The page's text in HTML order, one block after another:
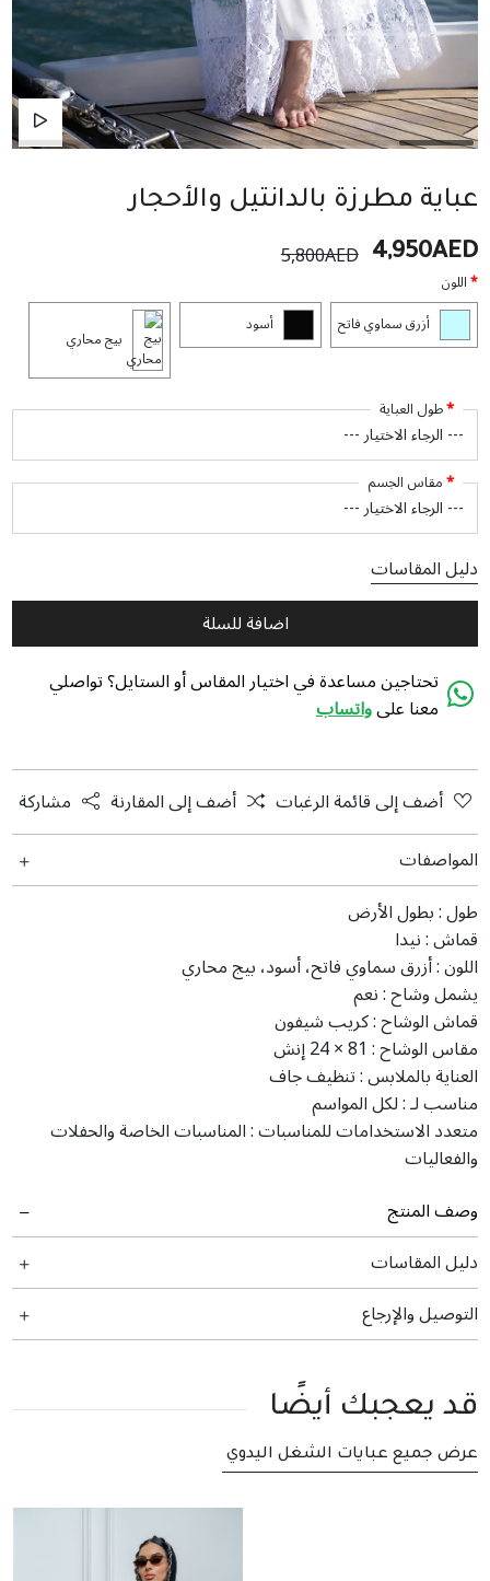
عباية مطرزة بالدانتيل والأحجار
4,950AED
5,800AED
اللون
أزرق سماوي فاتح
أسود
بيج محاري
طول العباية
مقاس الجسم
دليل المقاسات
اضافة للسلة
تحتاجين مساعدة في اختيار المقاس أو الستايل؟ تواصلي
معنا علىواتساب
أضف إلى قائمة الرغبات أضف إلى المقارنة
مشاركة
المواصفات
طول :بطول الأرض
قماش :نیدا
اللون :أزرق سماوي فاتح، أسود، بيج محاري
يشمل وشاح :نعم
قماش الوشاح :كريب شيفون
مقاس الوشاح :‎24 × 81 إنش
العناية بالملابس :تنظیف جاف
مناسب لـ :لكل المواسم
متعدد الاستخدامات للمناسبات :المناسبات الخاصة والحفلات
والفعاليات
وصف المنتج
دليل المقاسات
التوصيل والإرجاع
قد يعجبك أيضًا
عرض جميع عبايات الشغل اليدوي